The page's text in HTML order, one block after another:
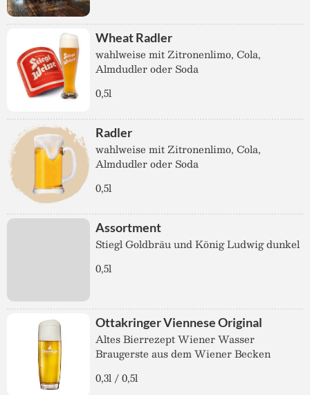
Wheat Radler
wahlweise mit Zitronenlimo, Cola,
Almdudler oder Soda
0,5l
Radler
wahlweise mit Zitronenlimo, Cola,
Almdudler oder Soda
0,5l
Assortment
Stiegl Goldbräu und König Ludwig dunkel
0,5l
Ottakringer Viennese Original
Altes Bierrezept Wiener Wasser
Braugerste aus dem Wiener Becken
0,3l / 0,5l